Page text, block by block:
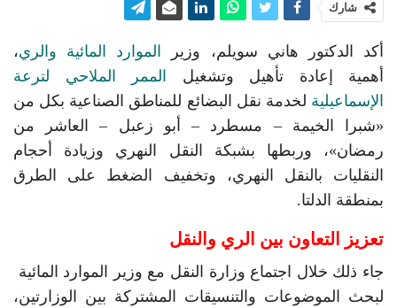
شارك
أكد الدكتور هاني سويلم، وزير الموارد المائية والري،
أهمية إعادة تأهيل وتشغيل
الممر الملاحي لترعة
الإسماعيلية لخدمة نقل البضائع للمناطق الصناعية بكل من
«شبرا الخيمة – مسطرد – أبو زعبل – العاشر من
رمضان»، وربطها بشبكة النقل النهري وزيادة أحجام
النقليات بالنقل النهري، وتخفيف الضغط على الطرق
بمنطقة الدلتا.
تعزيز التعاون بين الري والنقل
جاء ذلك خلال اجتماع وزارة النقل مع وزير الموارد المائية
لبحث الموضوعات والتنسيقات المشتركة بين الوزارتين،